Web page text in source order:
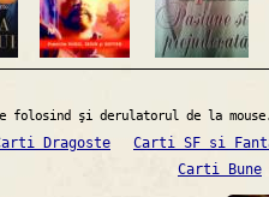
folosind şi derulatorul de la mouse.
Dragoste Carti SF si
Carti Bune